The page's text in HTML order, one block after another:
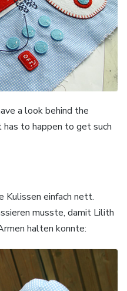
a look behind the
to happen to get such
Kulissen einfach nett.
musste, damit Lilith
halten konnte: